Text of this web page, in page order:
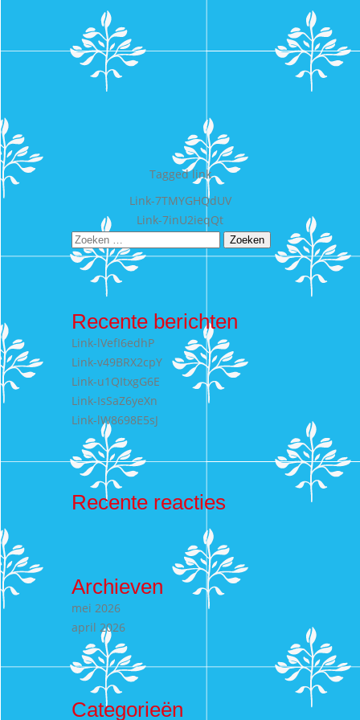
Taggedlink
Bericht
navigatie
Link-7TMYGHQdUV
Link-7inU2ieqQt
Zoeken
naar:
Recente berichten
Link-lVefI6edhP
Link-v49BRX2cpY
Link-u1QItxgG6E
Link-IsSaZ6yeXn
Link-lW8698E5sJ
Recente reacties
Archieven
mei 2026
april 2026
Categorieën